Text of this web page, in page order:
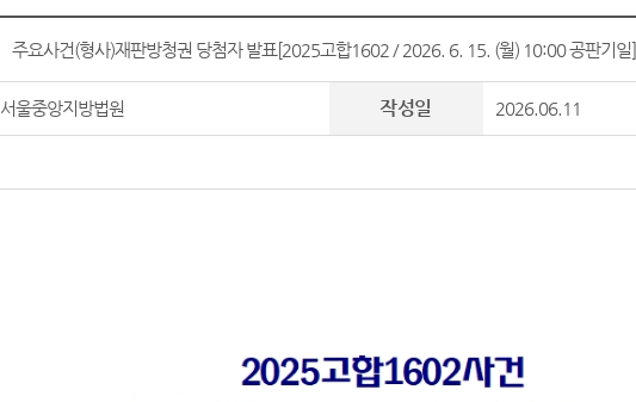
주요사건(형사)재판방청권 당첨자 발표[2025고합1602 / 2026. 6. 15. (월) 10:00 공판기일]
서울중앙지방법원 작성일 2026.06.11